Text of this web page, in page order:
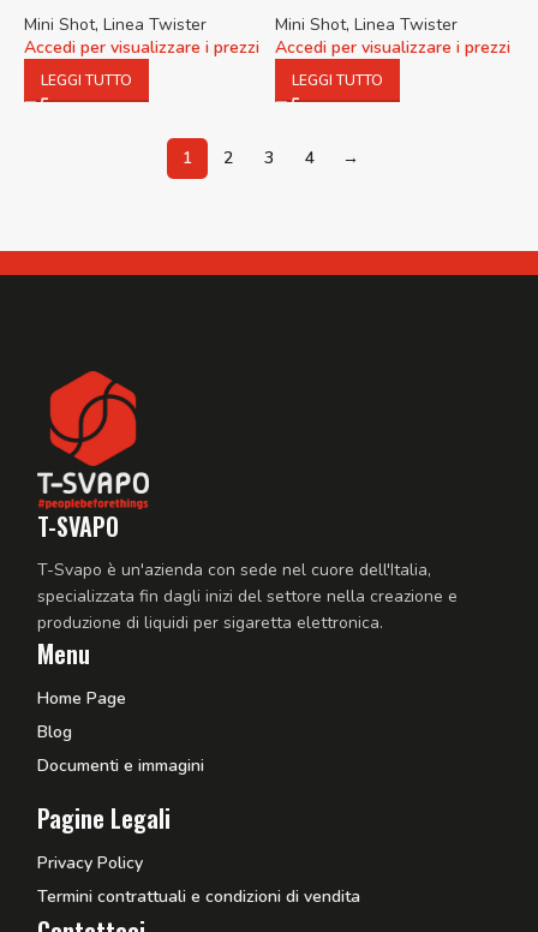
Mini Shot, Linea Twister
Accedi per visualizzare i prezzi
LEGGI TUTTO
Mini Shot, Linea Twister
Accedi per visualizzare i prezzi
LEGGI TUTTO
1 2 3 4 →
T-SVAPO
T-Svapo è un'azienda con sede nel cuore dell'Italia,
specializzata fin dagli inizi del settore nella creazione e
produzione di liquidi per sigaretta elettronica.
Menu
Home Page
Blog
Documenti e immagini
Pagine Legali
Privacy Policy
Termini contrattuali e condizioni di vendita